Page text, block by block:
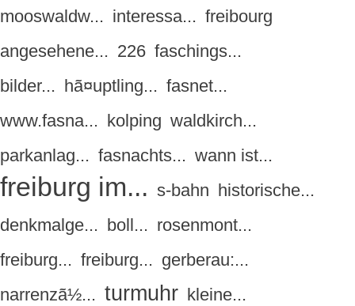
mooswaldw... interessa... freibourg
angesehene... 226 faschings...
bilder... hã¤uptling... fasnet...
www.fasna... kolping waldkirch...
parkanlag... fasnachts... wann ist...
freiburg im... s-bahn historische...
denkmalge... boll... rosenmont...
freiburg... freiburg... gerberau:...
narrenzã½... turmuhr kleine...